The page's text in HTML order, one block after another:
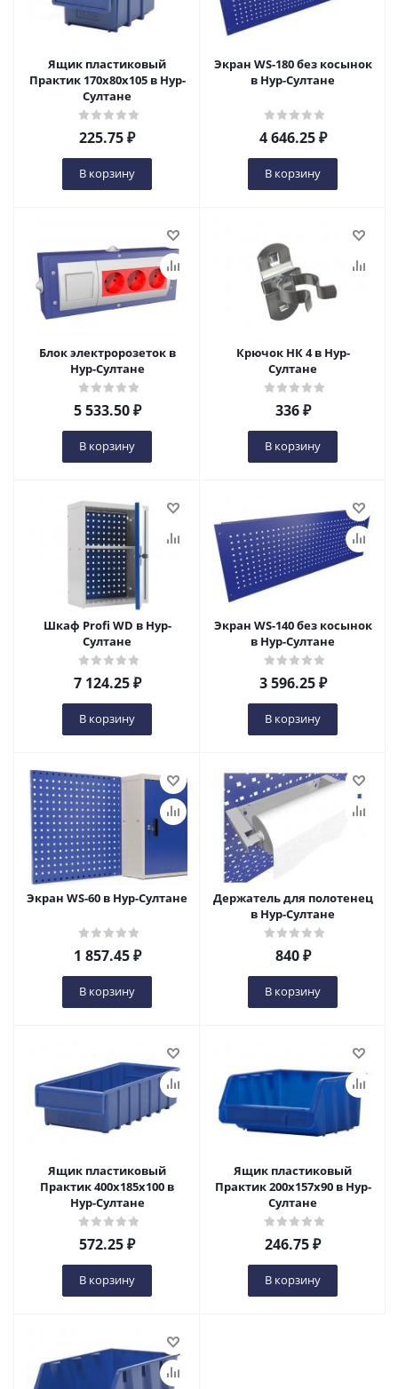
Ящик пластиковый
Практик 170x80x105 в Нур-
Султане
225.75₽
В корзину
Экран WS-180 без косынок
в Нур-Султане
4 646.25₽
В корзину
Блок электророзеток в
Нур-Султане
5 533.50₽
В корзину
Крючок НК 4 в Нур-
Султане
336₽
В корзину
Шкаф Profi WD в Нур-
Султане
7 124.25₽
В корзину
Экран WS-140 без косынок
в Нур-Султане
3 596.25₽
В корзину
Экран WS-60 в Нур-Султане
1 857.45₽
В корзину
Держатель для полотенец
в Нур-Султане
840₽
В корзину
Ящик пластиковый
Практик 400x185x100 в
Нур-Султане
572.25₽
В корзину
Ящик пластиковый
Практик 200x157x90 в Нур-
Султане
246.75₽
В корзину